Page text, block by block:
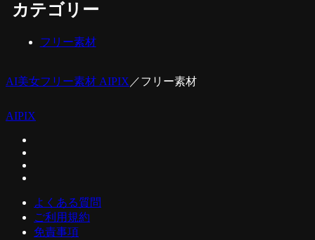
カテゴリー
フリー素材
AI美女フリー素材 AIPIX ／フリー素材
AIPIX
よくある質問
ご利用規約
免責事項